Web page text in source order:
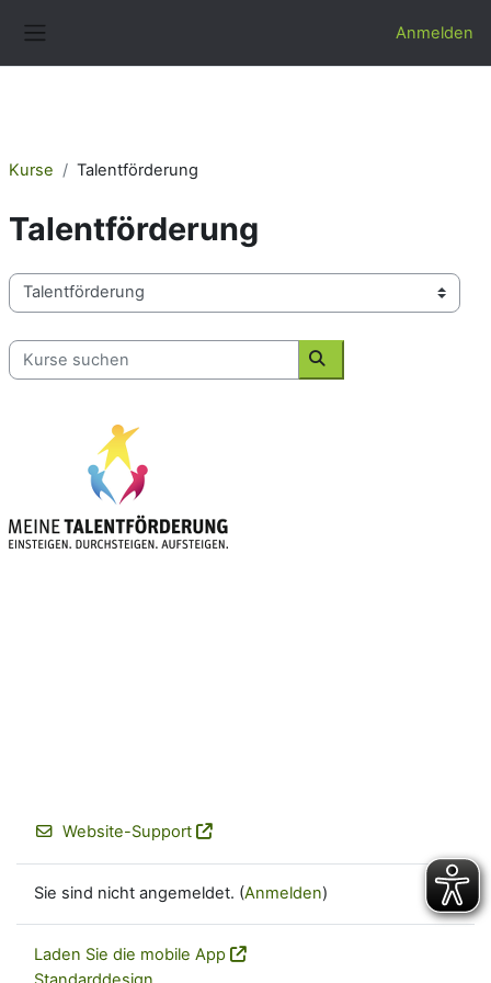
Anmelden
Kurse Talentförderung
Talentförderung
Kursbereiche
Kurse suchen
Kurse suchen
Website-Support
Sie sind nicht angemeldet. (Anmelden)
Laden Sie die mobile App